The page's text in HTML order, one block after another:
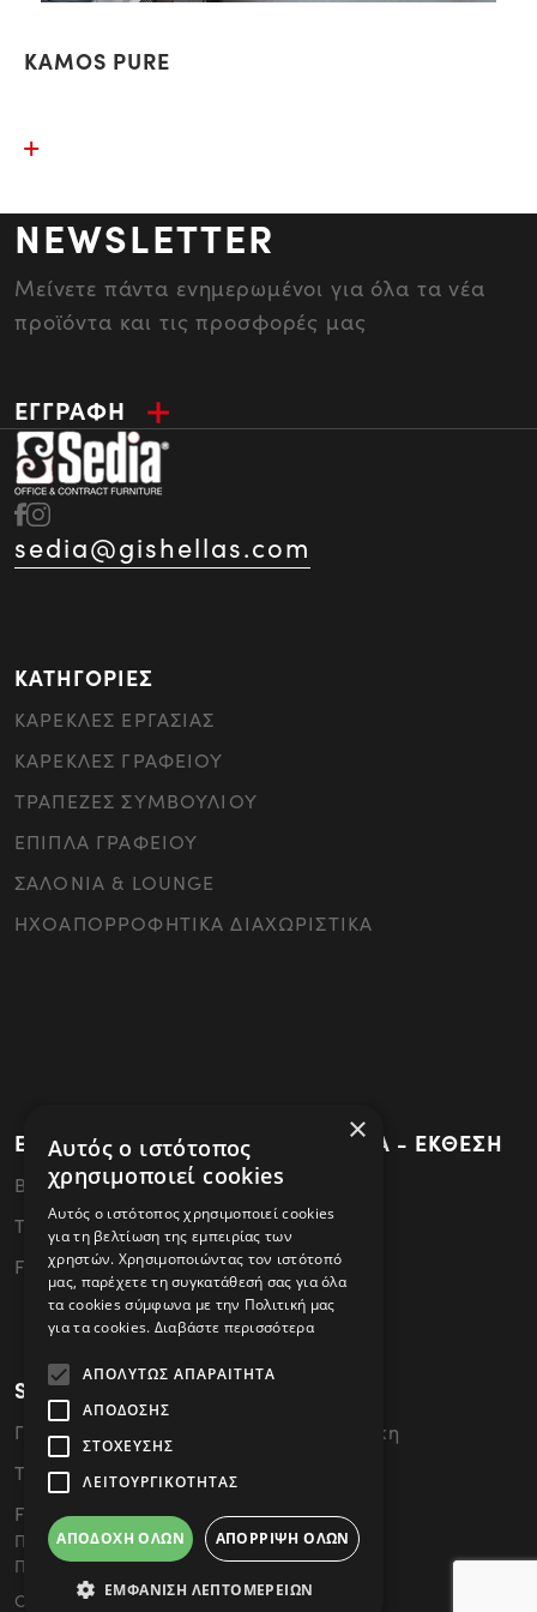
KAMOS PURE
NEWSLETTER
Μείνετε πάντα ενημερωμένοι για όλα τα νέα
προϊόντα και τις προσφορές μας
ΕΓΓΡΑΦΗ
sedia@gishellas.com
ΚΑΤΗΓΟΡΙΕΣ
ΚΑΡΕΚΛΕΣ ΕΡΓΑΣΙΑΣ
ΚΑΡΕΚΛΕΣ ΓΡΑΦΕΙΟΥ
ΤΡΑΠΕΖΕΣ ΣΥΜΒΟΥΛΙΟΥ
ΕΠΙΠΛΑ ΓΡΑΦΕΙΟΥ
ΣΑΛΟΝΙΑ & LOUNGE
ΗΧΟΑΠΟΡΡΟΦΗΤΙΚΑ ΔΙΑΧΩΡΙΣΤΙΚΑ
ΕΡΓΟΣΤΑΣΙΟ - ΚΕΝΤΡΙΚΑ ΓΡΑΦΕΙΑ - ΕΚΘΕΣΗ
ΒΙ.ΠΕ.Θεσσαλονίκης - 57022 Σίνδος
Tel: 2310796340
FAX: 2310796341
SHOWROOM
Γ. Παπανδρέου 49, 54646 Θεσσαλονίκη
Tel: 2310476858
FAX: 2310476859
COPYRIGHT © 2026 SEDIA
Πολιτική Cookies
Πολιτική Απορρήτου
×
Αυτός ο ιστότοπος
χρησιμοποιεί cookies
Αυτός ο ιστότοπος χρησιμοποιεί cookies
για τη βελτίωση της εμπειρίας των
χρηστών. Χρησιμοποιώντας τον ιστότοπό
μας, παρέχετε τη συγκατάθεσή σας για όλα
τα cookies σύμφωνα με την Πολιτική μας
για τα cookies. Διαβάστε περισσότερα
ΑΠΟΛΎΤΩΣ ΑΠΑΡΑΊΤΗΤΑ
ΑΠΌΔΟΣΗΣ
ΣΤΌΧΕΥΣΗΣ
ΛΕΙΤΟΥΡΓΙΚΌΤΗΤΑΣ
ΑΠΟΔΟΧΉ ΌΛΩΝ ΑΠΌΡΡΙΨΗ ΌΛΩΝ
ΕΜΦΆΝΙΣΗ ΛΕΠΤΟΜΕΡΕΙΏΝ